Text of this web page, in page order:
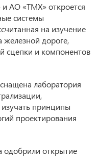
АО «ТМХ» откроется
системы
на изучение
железной дороге,
сцепки и компонентов
лаборатория
принципы
проектирования
одобрили открытие